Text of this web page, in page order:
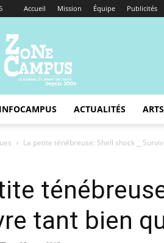
Accueil Mission Équipe Publicités
Campus
INFOCAMPUS ACTUALITÉS
La petite ténébreuse: Shell shock ⎯
tant bien